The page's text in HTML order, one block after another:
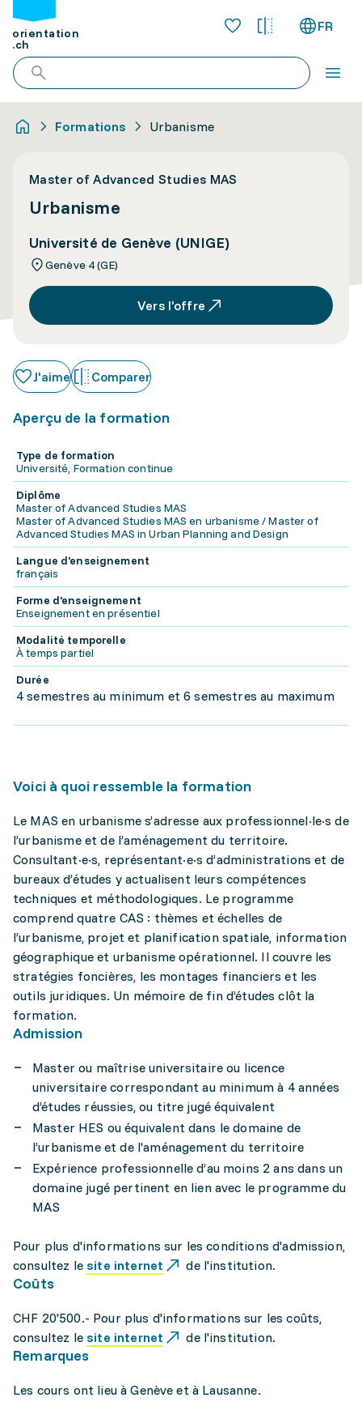
orientation
.ch
FR
Formations Urbanisme
Master of Advanced Studies MAS
Urbanisme
Université de Genève (UNIGE)
Genève 4 (GE)
Vers l’offre
J'aime Comparer
Aperçu de la formation
Type de formation
Université, Formation continue
Diplôme
Master of Advanced Studies MAS
Master of Advanced Studies MAS en urbanisme / Master of
Advanced Studies MAS in Urban Planning and Design
Langue d'enseignement
français
Forme d'enseignement
Enseignement en présentiel
Modalité temporelle
À temps partiel
Durée
4 semestres au minimum et 6 semestres au maximum
Voici à quoi ressemble la formation
Le MAS en urbanisme s’adresse aux professionnel·le·s de
l’urbanisme et de l’aménagement du territoire.
Consultant·e·s, représentant·e·s d’administrations et de
bureaux d’études y actualisent leurs compétences
techniques et méthodologiques. Le programme
comprend quatre CAS : thèmes et échelles de
l’urbanisme, projet et planification spatiale, information
géographique et urbanisme opérationnel. Il couvre les
stratégies foncières, les montages financiers et les
outils juridiques. Un mémoire de fin d’études clôt la
formation.
Admission
Master ou maîtrise universitaire ou licence
universitaire correspondant au minimum à 4 années
d’études réussies, ou titre jugé équivalent
Master HES ou équivalent dans le domaine de
l’urbanisme et de l'aménagement du territoire
Expérience professionnelle d’au moins 2 ans dans un
domaine jugé pertinent en lien avec le programme du
MAS
Pour plus d'informations sur les conditions d'admission,
consultez le site internet de l'institution.
Coûts
CHF 20'500.- Pour plus d'informations sur les coûts,
consultez le site internet de l'institution.
Remarques
Les cours ont lieu à Genève et à Lausanne.